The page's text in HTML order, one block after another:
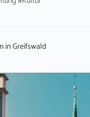
inGreifswald